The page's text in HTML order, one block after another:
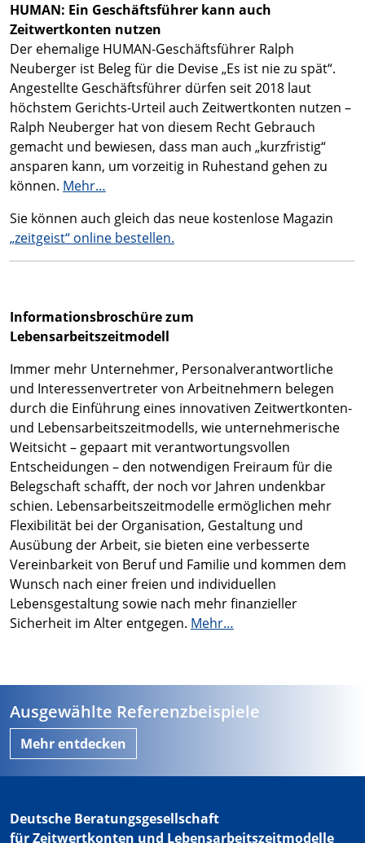
HUMAN: Ein Geschäftsführer kann auch
Zeitwertkonten nutzen
Der ehemalige HUMAN-Geschäftsführer Ralph
Neuberger ist Beleg für die Devise „Es ist nie zu spät“.
Angestellte Geschäftsführer dürfen seit 2018 laut
höchstem Gerichts-Urteil auch Zeitwertkonten nutzen –
Ralph Neuberger hat von diesem Recht Gebrauch
gemacht und bewiesen, dass man auch „kurzfristig“
ansparen kann, um vorzeitig in Ruhestand gehen zu
können. Mehr…
Sie können auch gleich das neue kostenlose Magazin
„zeitgeist“ online bestellen.
Informationsbroschüre zum
Lebensarbeitszeitmodell
Immer mehr Unternehmer, Personalverantwortliche
und Interessenvertreter von Arbeitnehmern belegen
durch die Einführung eines innovativen Zeitwertkonten-
und Lebensarbeitszeitmodells, wie unternehmerische
Weitsicht – gepaart mit verantwortungsvollen
Entscheidungen – den notwendigen Freiraum für die
Belegschaft schafft, der noch vor Jahren undenkbar
schien. Lebensarbeitszeitmodelle ermöglichen mehr
Flexibilität bei der Organisation, Gestaltung und
Ausübung der Arbeit, sie bieten eine verbesserte
Vereinbarkeit von Beruf und Familie und kommen dem
Wunsch nach einer freien und individuellen
Lebensgestaltung sowie nach mehr finanzieller
Sicherheit im Alter entgegen. Mehr…
Ausgewählte Referenzbeispiele
Mehr entdecken
Deutsche Beratungsgesellschaft
für Zeitwertkonten und Lebensarbeitszeitmodelle